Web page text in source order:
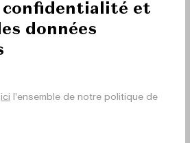
confidentialité et
données
ici l’ensemble de notre politique de